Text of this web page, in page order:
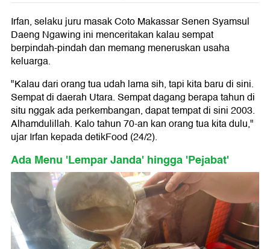
Irfan, selaku juru masak Coto Makassar Senen Syamsul
Daeng Ngawing ini menceritakan kalau sempat
berpindah-pindah dan memang meneruskan usaha
keluarga.
"Kalau dari orang tua udah lama sih, tapi kita baru di sini.
Sempat di daerah Utara. Sempat dagang berapa tahun di
situ nggak ada perkembangan, dapat tempat di sini 2003.
Alhamdulillah. Kalo tahun 70-an kan orang tua kita dulu,"
ujar Irfan kepada detikFood (24/2).
Ada Menu 'Lempar Janda' hingga 'Pejabat'